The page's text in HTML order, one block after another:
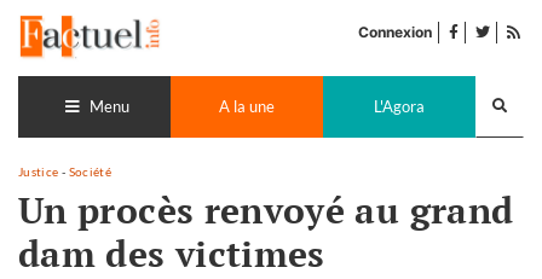
contenu
Connexion facebook
twitter
Menu A la une L'Agora
Justice - Société
Un procès renvoyé au grand
dam des victimes